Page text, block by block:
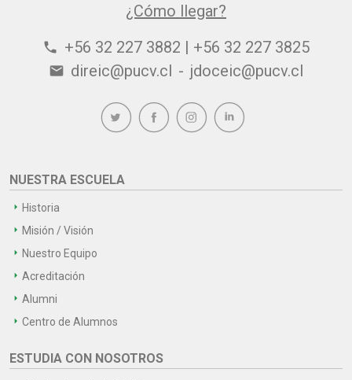
¿Cómo llegar?
phone +56 32 227 3882 | +56 32 227 3825
email direic@pucv.cl - jdoceic@pucv.cl
NUESTRA ESCUELA
Historia
Misión / Visión
Nuestro Equipo
Acreditación
Alumni
Centro de Alumnos
ESTUDIA CON NOSOTROS